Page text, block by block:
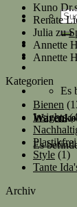
Es
Es
Kuno
Renate
Julia zu
Annette
Annette
Kategorien
Bienen
Insights
Plastikfrei
Style (1)
Tante
Archiv